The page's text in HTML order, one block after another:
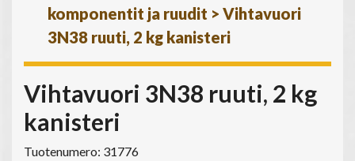
komponentit ja ruudit > Vihtavuori
3N38 ruuti, 2 kg kanisteri
Vihtavuori 3N38 ruuti, 2 kg
kanisteri
Tuotenumero: 31776